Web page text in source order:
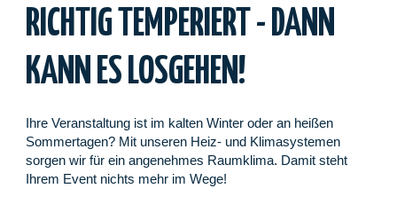
RICHTIG TEMPERIERT - DANN
KANN ES LOSGEHEN!
Ihre Veranstaltung ist im kalten Winter oder an heißen
Sommertagen? Mit unseren Heiz- und Klimasystemen
sorgen wir für ein angenehmes Raumklima. Damit steht
Ihrem Event nichts mehr im Wege!